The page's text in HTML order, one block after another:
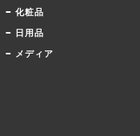
– 化粧品
– 日用品
– メディア